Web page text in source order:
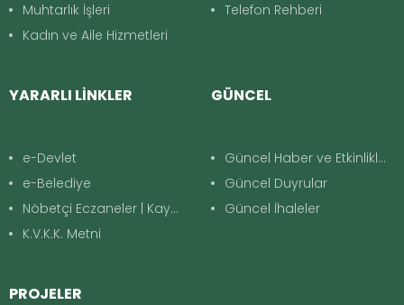
Muhtarlık İşleri
Kadın ve Aile Hizmetleri
Telefon Rehberi
YARARLI LİNKLER
e-Devlet
e-Belediye
Nöbetçi Eczaneler | Kayapınar
K.V.K.K. Metni
GÜNCEL
Güncel Haber ve Etkinlikler
Güncel Duyrular
Güncel İhaleler
PROJELER